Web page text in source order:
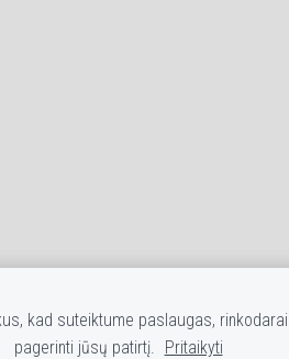
kad suteiktume paslaugas,
pagerinti jūsų patirtį. Pritaikyti